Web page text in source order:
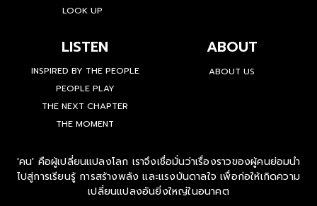
LOOK UP
LISTEN
INSPIRED BY THE PEOPLE
PEOPLE PLAY
THE NEXT CHAPTER
THE MOMENT
ABOUT
ABOUT US
'คน' คือผู้เปลี่ยนแปลงโลก เราจึงเชื่อมั่นว่าเรื่องราวของผู้คนย่อมนำ
ไปสู่การเรียนรู้ การสร้างพลัง และแรงบันดาลใจ เพื่อก่อให้เกิดความ
เปลี่ยนแปลงอันยิ่งใหญ่ในอนาคต